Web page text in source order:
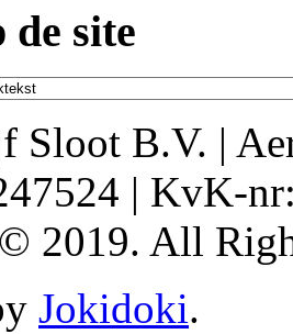
de site
Sloot B.V. |
| KvK-
2019. All
Jokidoki.